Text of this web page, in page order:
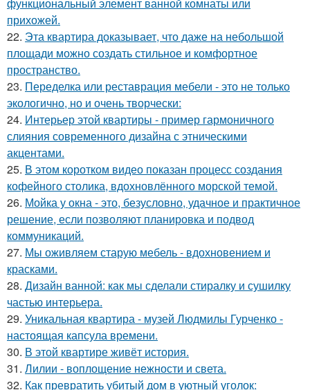
прихожей.
22. Эта квартира доказывает, что даже на небольшой
площади можно создать стильное и комфортное
пространство.
23. Переделка или реставрация мебели - это не только
экологично, но и очень творчески:
24. Интерьер этой квартиры - пример гармоничного
слияния современного дизайна с этническими
акцентами.
25. В этом коротком видео показан процесс создания
кофейного столика, вдохновлённого морской темой.
26. Мойка у окна - это, безусловно, удачное и практичное
решение, если позволяют планировка и подвод
коммуникаций.
27. Мы оживляем старую мебель - вдохновением и
красками.
28. Дизайн ванной: как мы сделали стиралку и сушилку
частью интерьера.
29. Уникальная квартира - музей Людмилы Гурченко -
настоящая капсула времени.
30. В этой квартире живёт история.
31. Лилии - воплощение нежности и света.
32. Как превратить убитый дом в уютный уголок: